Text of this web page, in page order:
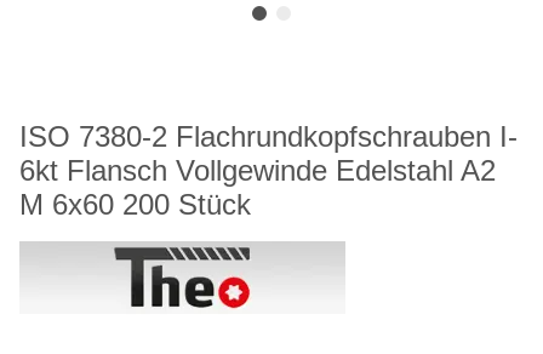
ISO 7380-2 Flachrundkopfschrauben I-
6kt Flansch Vollgewinde Edelstahl A2
M 6x60 200 Stück